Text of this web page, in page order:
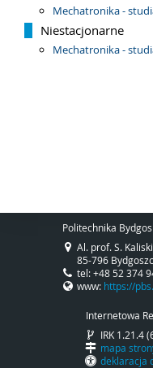
Mechatronika -
Niestacjonarne
Mechatronika -
Politechnika
Al. prof. S.
85-796
tel: +48 52 374
www: https://
Internetowa
IRK 1.21.4
mapa
deklaracja